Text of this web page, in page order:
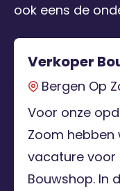
ook eens de
Verkoper
Bergen Op
Voor onze
Zoom hebben
vacature voor
Bouwshop. In